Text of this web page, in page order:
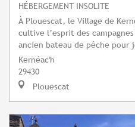
HÉBERGEMENT INSOLITE
À Plouescat, le Village de
cultive l’esprit des
ancien bateau de pêche pour
Kernéac'h
29430
Plouescat